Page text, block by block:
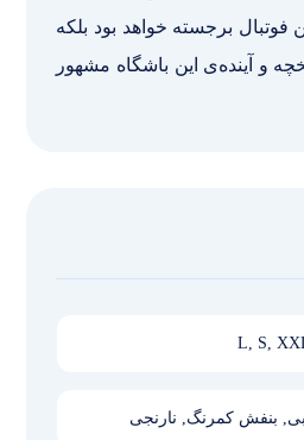
فوتبال برجسته خواهد بود بلکه
و آینده‌ی این باشگاه مشهور
L, S,
بنفش کمرنگ, نارنجی